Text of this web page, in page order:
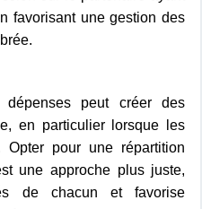
favorisant une gestion des
peut créer des
en particulier lorsque les
Opter pour une répartition
une approche plus juste,
de chacun et favorise